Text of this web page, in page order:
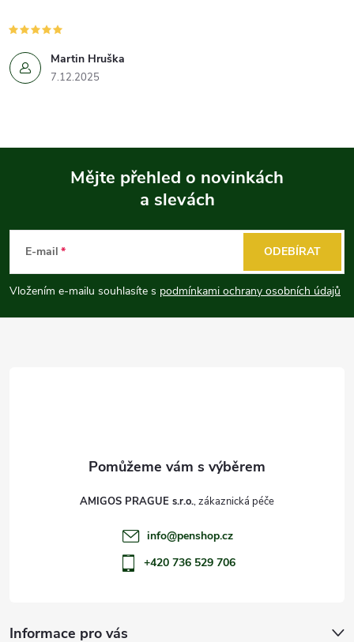
Martin Hruška
7.12.2025
p
a
Mějte přehled o novinkách
a slevách
E-mail
Vložením e-mailu souhlasíte s podmínkami ochrany osobních údajů
ODEBÍRAT
Informace pro vás
AMIGOS PRAGUE s.r.o.
info@penshop.cz
+420 736 529 706